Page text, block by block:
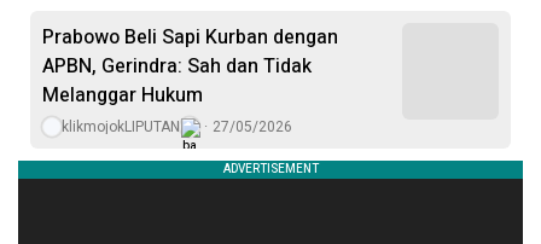
Prabowo Beli Sapi Kurban dengan
APBN, Gerindra: Sah dan Tidak
Melanggar Hukum
klikmojokLIPUTAN 27/05/2026